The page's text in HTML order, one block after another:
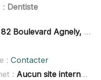
: Dentiste
82 Boulevard Agnely, 84300 Cavaillon
: Contacter
: Aucun site internet connu